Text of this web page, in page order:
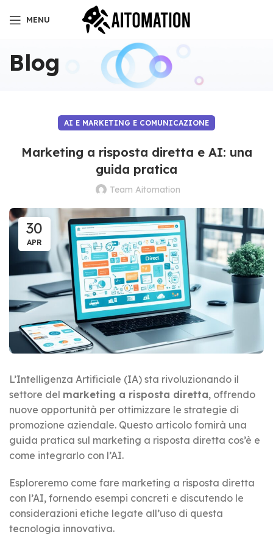
MENU
Blog
AI E MARKETING E COMUNICAZIONE
Marketing a risposta diretta e AI: una
guida pratica
Team Aitomation
30
APR
L’Intelligenza Artificiale (IA) sta rivoluzionando il
settore del marketing a risposta diretta, offrendo
nuove opportunità per ottimizzare le strategie di
promozione aziendale. Questo articolo fornirà una
guida pratica sul marketing a risposta diretta cos’è e
come integrarlo con l’AI.
Esploreremo come fare marketing a risposta diretta
con l’AI, fornendo esempi concreti e discutendo le
considerazioni etiche legate all’uso di questa
tecnologia innovativa.